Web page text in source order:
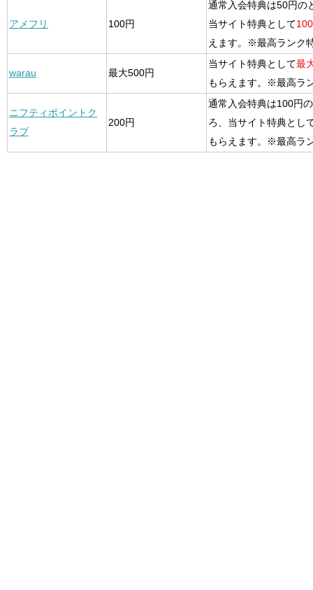
アメフリ 100円
通常入会特典は50円の
当サイト特典として
えます。※最高ランク
warau 最大500円
当サイト特典として最
もらえます。※最高ラ
ニフティポイントク
ラブ
200円
通常入会特典は100円
ろ、当サイト特典とし
もらえます。※最高ラ